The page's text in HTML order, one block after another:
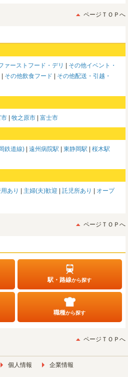
ページＴＯＰへ
ァーストフード・デリ
その他イベント・
その他飲食フード
その他配送・引越・
牧之原市 富士市
鉄道線) 遠州病院駅 東静岡駅
桜木駅
あり 主婦(夫)歓迎 託児所あり
オープ
ページＴＯＰへ
駅・路線から探す
職種から探す
ページＴＯＰへ
個人情報 企業情報